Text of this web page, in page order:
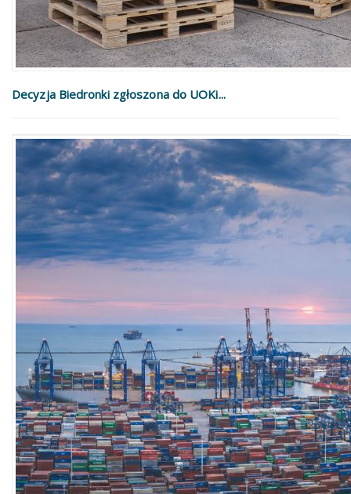
Decyzja Biedronki zgłoszona do UOKi...